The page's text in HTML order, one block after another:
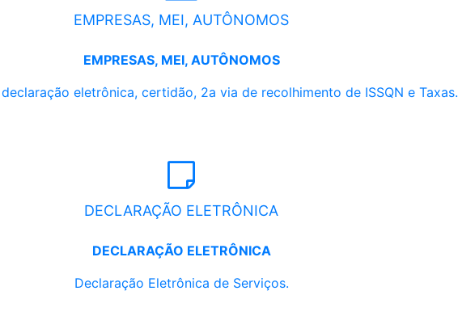
EMPRESAS, MEI, AUTÔNOMOS
EMPRESAS, MEI, AUTÔNOMOS
eletrônica, certidão, 2a via de recolhimento de ISSQN e Taxas.
DECLARAÇÃO ELETRÔNICA
DECLARAÇÃO ELETRÔNICA
Declaração Eletrônica de Serviços.